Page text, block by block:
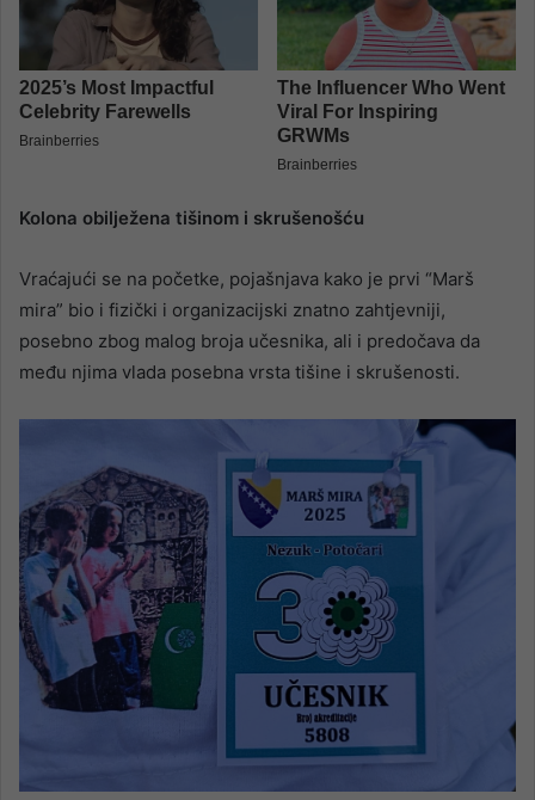
Kolona obilježena tišinom i skrušenošću
Vraćajući se na početke, pojašnjava kako je prvi “Marš
mira” bio i fizički i organizacijski znatno zahtjevniji,
posebno zbog malog broja učesnika, ali i predočava da
među njima vlada posebna vrsta tišine i skrušenosti.